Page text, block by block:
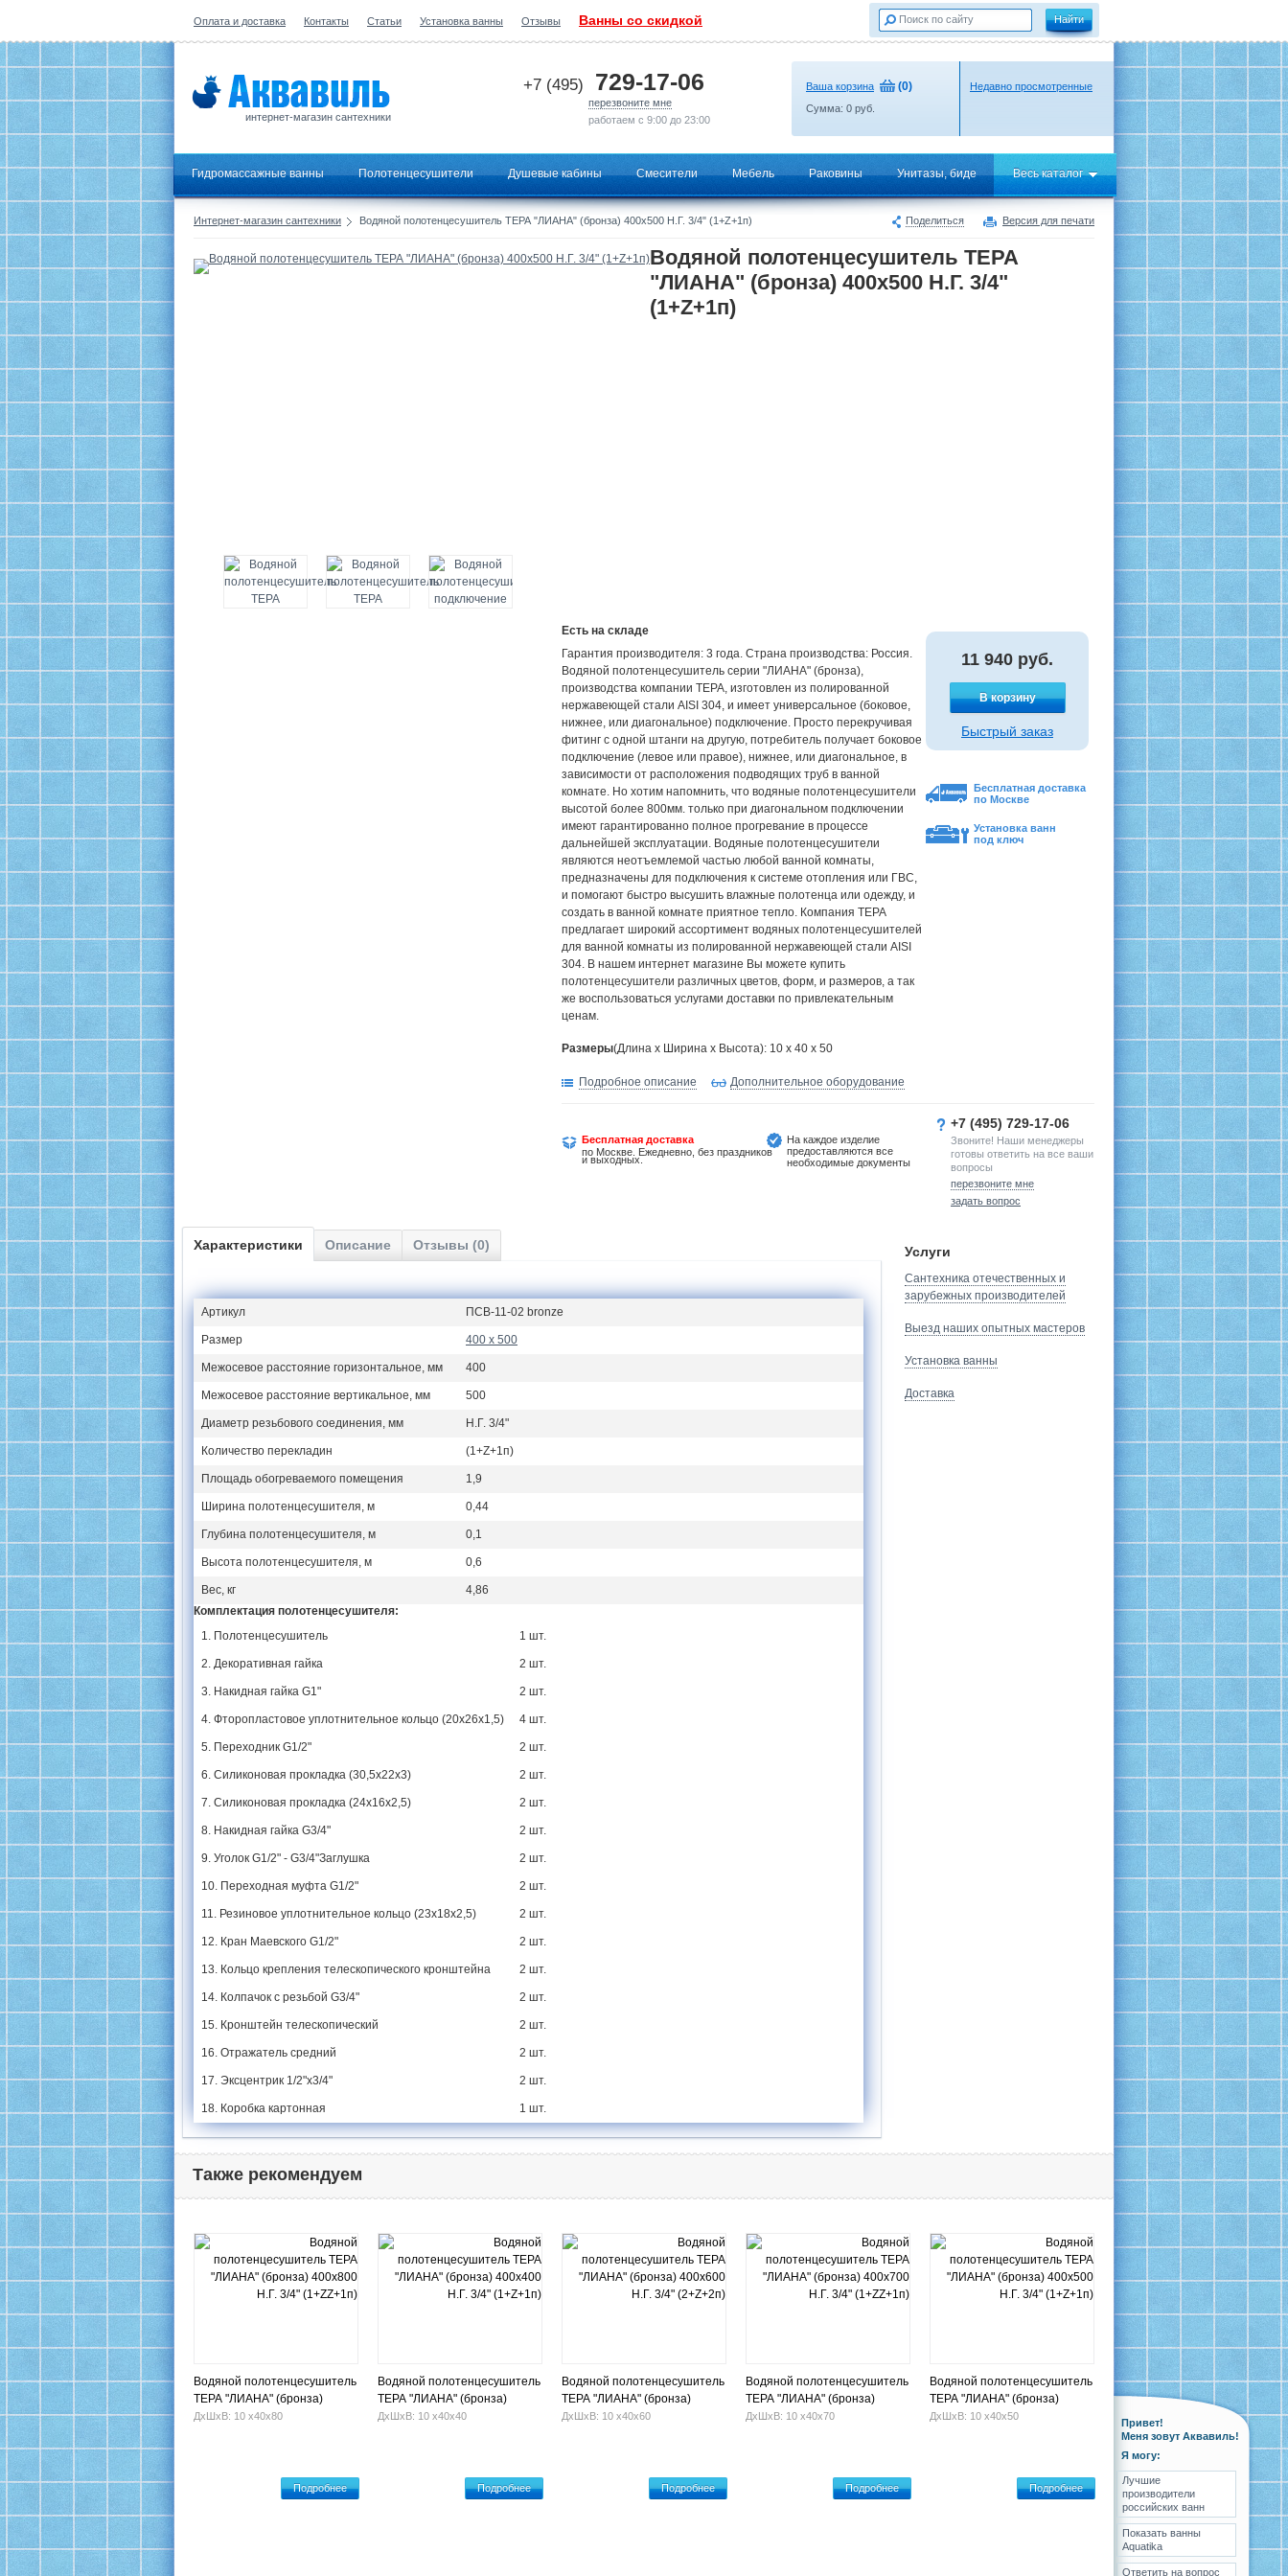
Оплата и доставка Контакты Статьи Установка ванны Отзывы Ванны со скидкой
интернет-магазин сантехники
+7 (495) 729-17-06
перезвоните мне
работаем с 9:00 до 23:00
Ваша корзина (0)
Сумма: 0 руб.
Недавно просмотренные
Гидромассажные ванны Полотенцесушители Душевые кабины Смесители Мебель Раковины Унитазы, биде Весь каталог
Поделиться Версия для печати
Интернет-магазин сантехники Водяной полотенцесушитель ТЕРА "ЛИАНА" (бронза) 400х500 Н.Г. 3/4" (1+Z+1п)
Водяной полотенцесушитель ТЕРА
"ЛИАНА" (бронза) 400х500 Н.Г. 3/4"
(1+Z+1п)
Есть на складе
Гарантия производителя: 3 года. Страна производства: Россия.
Водяной полотенцесушитель серии "ЛИАНА" (бронза),
производства компании ТЕРА, изготовлен из полированной
нержавеющей стали AISI 304, и имеет универсальное (боковое,
нижнее, или диагональное) подключение. Просто перекручивая
фитинг с одной штанги на другую, потребитель получает боковое
подключение (левое или правое), нижнее, или диагональное, в
зависимости от расположения подводящих труб в ванной
комнате. Но хотим напомнить, что водяные полотенцесушители
высотой более 800мм. только при диагональном подключении
имеют гарантированно полное прогревание в процессе
дальнейшей эксплуатации. Водяные полотенцесушители
являются неотъемлемой частью любой ванной комнаты,
предназначены для подключения к системе отопления или ГВС,
и помогают быстро высушить влажные полотенца или одежду, и
создать в ванной комнате приятное тепло. Компания ТЕРА
предлагает широкий ассортимент водяных полотенцесушителей
для ванной комнаты из полированной нержавеющей стали AISI
304. В нашем интернет магазине Вы можете купить
полотенцесушители различных цветов, форм, и размеров, а так
же воспользоваться услугами доставки по привлекательным
ценам.
Размеры(Длина х Ширина х Высота): 10 x 40 x 50
11 940 руб.
В корзину
Быстрый заказ
Бесплатная доставка
по Москве
Установка ванн
под ключ
Подробное описание Дополнительное оборудование
Бесплатная доставка
по Москве. Ежедневно, без праздников
и выходных.
На каждое изделие
предоставляются все
необходимые документы
+7 (495) 729-17-06
Звоните! Наши менеджеры
готовы ответить на все ваши
вопросы
перезвоните мне
задать вопрос
Характеристики Описание Отзывы (0)
Артикул ПСВ-11-02 bronze
Размер 400 х 500
Межосевое расстояние горизонтальное, мм 400
Межосевое расстояние вертикальное, мм 500
Диаметр резьбового соединения, мм Н.Г. 3/4"
Количество перекладин (1+Z+1п)
Площадь обогреваемого помещения 1,9
Ширина полотенцесушителя, м 0,44
Глубина полотенцесушителя, м 0,1
Высота полотенцесушителя, м 0,6
Вес, кг
4,86
Комплектация полотенцесушителя:
1. Полотенцесушитель
1 шт.
2. Декоративная гайка 2 шт.
3. Накидная гайка G1" 2 шт.
4. Фторопластовое уплотнительное кольцо (20х26х1,5) 4 шт.
5. Переходник G1/2" 2 шт.
6. Силиконовая прокладка (30,5х22х3) 2 шт.
7. Силиконовая прокладка (24х16х2,5) 2 шт.
8. Накидная гайка G3/4" 2 шт.
9. Уголок G1/2" - G3/4"Заглушка 2 шт.
10. Переходная муфта G1/2" 2 шт.
11. Резиновое уплотнительное кольцо (23х18х2,5) 2 шт.
12. Кран Маевского G1/2" 2 шт.
13. Кольцо крепления телескопического кронштейна 2 шт.
14. Колпачок с резьбой G3/4" 2 шт.
15. Кронштейн телескопический 2 шт.
16. Отражатель средний 2 шт.
17. Эксцентрик 1/2"х3/4" 2 шт.
18. Коробка картонная 1 шт.
Услуги
Сантехника отечественных и
зарубежных производителей
Выезд наших опытных мастеров
Установка ванны
Доставка
Также рекомендуем
Водяной полотенцесушитель
ТЕРА "ЛИАНА" (бронза)
400х800 Н.Г. 3/4" (1+ZZ+1п)
ДхШхВ: 10 х40х80
Подробнее
Водяной полотенцесушитель
ТЕРА "ЛИАНА" (бронза)
400х400 Н.Г. 3/4" (1+Z+1п)
ДхШхВ: 10 х40х40
Подробнее
Водяной полотенцесушитель
ТЕРА "ЛИАНА" (бронза)
400х600 Н.Г. 3/4" (2+Z+2п)
ДхШхВ: 10 х40х60
Подробнее
Водяной полотенцесушитель
ТЕРА "ЛИАНА" (бронза)
400х700 Н.Г. 3/4" (1+ZZ+1п)
ДхШхВ: 10 х40х70
Подробнее
Водяной полотенцесушитель
ТЕРА "ЛИАНА" (бронза)
400х500 Н.Г. 3/4" (1+Z+1п)
ДхШхВ: 10 х40х50
Подробнее
Привет!
Меня зовут Аквавиль!
Я могу:
Лучшие
производители
российских ванн
Показать ванны
Aquatika
Ответить на вопрос